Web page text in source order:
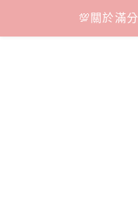
content
💯關於滿分